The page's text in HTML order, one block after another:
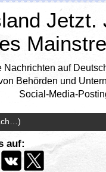
Jetzt.
Nachrichten auf
Behörden und
Social-Media-
auf: